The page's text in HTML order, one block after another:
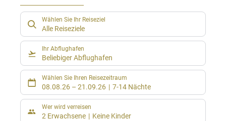
Wählen Sie Ihr Reiseziel
Alle Reiseziele
Ihr Abflughafen
Beliebiger Abflughafen
Wählen Sie Ihren Reisezeitraum
08.08.26 – 21.09.26 7-14 Nächte
Wer wird verreisen
2 Erwachsene Keine Kinder